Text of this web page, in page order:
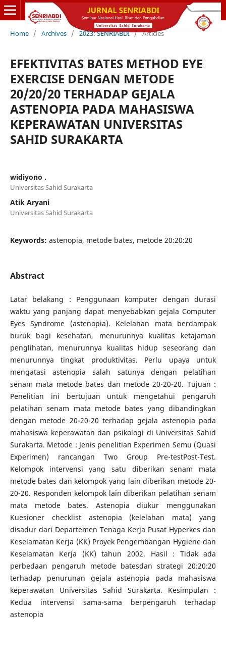
Home / Archives / 2023: SENRIABDI / Articles
EFEKTIVITAS BATES METHOD EYE
EXERCISE DENGAN METODE
20/20/20 TERHADAP GEJALA
ASTENOPIA PADA MAHASISWA
KEPERAWATAN UNIVERSITAS
SAHID SURAKARTA
widiyono .
Universitas Sahid Surakarta
Atik Aryani
Universitas Sahid Surakarta
Keywords: astenopia, metode bates, metode 20:20:20
Abstract
Latar belakang : Penggunaan komputer dengan durasi
waktu yang panjang dapat menyebabkan gejala Computer
Eyes Syndrome (astenopia). Kelelahan mata berdampak
buruk bagi kesehatan, menurunnya kualitas ketajaman
penglihatan, menurunnya kualitas hidup seseorang dan
menurunnya tingkat produktivitas. Perlu upaya untuk
mengatasi astenopia salah satunya dengan pelatihan
senam mata metode bates dan metode 20-20-20. Tujuan :
Penelitian ini bertujuan untuk mengetahui pengaruh
pelatihan senam mata metode bates yang dibandingkan
dengan metode 20-20-20 terhadap gejala astenopia pada
mahasiswa keperawatan dan psikologi di Universitas Sahid
Surakarta. Metode : Jenis penelitian Experimen Semu (Quasi
Experimen) rancangan Two Group Pre-testPost-Test.
Kelompok intervensi yang satu diberikan senam mata
metode bates dan kelompok yang lain diberikan metode 20-
20-20. Responden kelompok lain diberikan pelatihan senam
mata metode bates. Astenopia diukur menggunakan
Kuesioner checklist astenopia (kelelahan mata) yang
disadur dari Departemen Tenaga Kerja Pusat Hyperkes dan
Keselamatan Kerja (KK) Proyek Pengembangan Hygiene dan
Keselamatan Kerja (KK) tahun 2002. Hasil : Tidak ada
perbedaan pengaruh metode batesdan strategi 20:20:20
terhadap penurunan gejala astenopia pada mahasiswa
keperawatan Universitas Sahid Surakarta. Kesimpulan :
Kedua intervensi sama-sama berpengaruh terhadap
astenopia